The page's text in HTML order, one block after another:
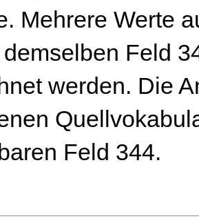
Mehrere Werte
Feld
werden. Die
Feld 344.